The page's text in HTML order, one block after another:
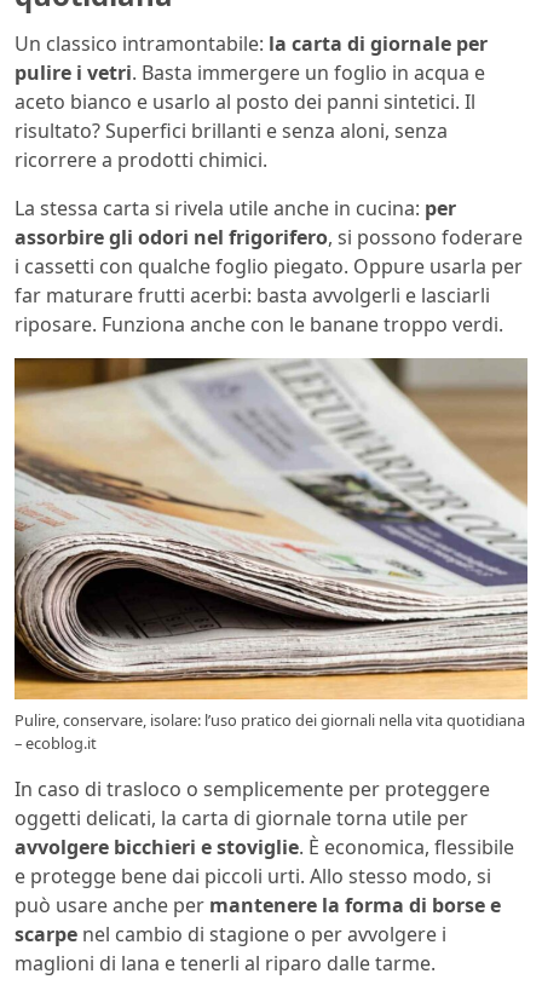
Un classico intramontabile: la carta di giornale per
pulire i vetri. Basta immergere un foglio in acqua e
aceto bianco e usarlo al posto dei panni sintetici. Il
risultato? Superfici brillanti e senza aloni, senza
ricorrere a prodotti chimici.
La stessa carta si rivela utile anche in cucina: per
assorbire gli odori nel frigorifero, si possono foderare
i cassetti con qualche foglio piegato. Oppure usarla per
far maturare frutti acerbi: basta avvolgerli e lasciarli
riposare. Funziona anche con le banane troppo verdi.
Pulire, conservare, isolare: l’uso pratico dei giornali nella vita quotidiana
– ecoblog.it
In caso di trasloco o semplicemente per proteggere
oggetti delicati, la carta di giornale torna utile per
avvolgere bicchieri e stoviglie. È economica, flessibile
e protegge bene dai piccoli urti. Allo stesso modo, si
può usare anche per mantenere la forma di borse e
scarpe nel cambio di stagione o per avvolgere i
maglioni di lana e tenerli al riparo dalle tarme.